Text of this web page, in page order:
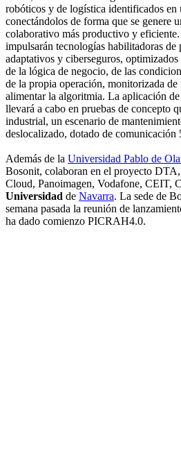
robóticos y de logística identificados en
conectándolos de forma que se genere
colaborativo más productivo y
impulsarán tecnologías habilitadoras de
adaptativos y ciberseguros,
de la lógica de negocio, de las
de la propia operación, monitorizada de
alimentar la algoritmia. La aplicación de
llevará a cabo en pruebas de concepto
industrial, un escenario de
deslocalizado, dotado de comunicación
Además de la Universidad Pablo de
Bosonit, colaboran en el proyecto
Cloud, Panoimagen, Vodafone, CEIT,
Universidad de Navarra. La sede de
semana pasada la reunión de
ha dado comienzo PICRAH4.0.